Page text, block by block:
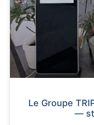
Le Groupe
—